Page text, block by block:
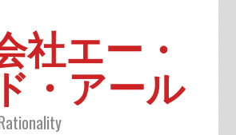
社エー・
・アール